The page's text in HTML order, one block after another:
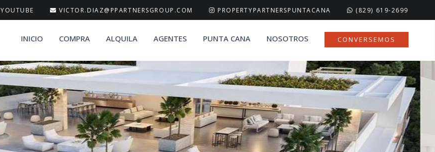
YOUTUBE VICTOR.DIAZ@PPARTNERSGROUP.COM PROPERTYPARTNERSPUNTACANA (829) 619-2699
INICIO COMPRA ALQUILA AGENTES PUNTA CANA NOSOTROS CONVERSEMOS